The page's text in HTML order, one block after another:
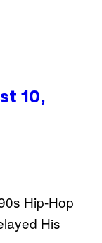
10,